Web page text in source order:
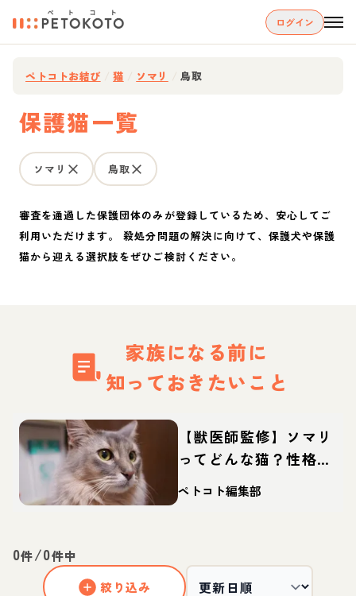
ログイン
ペトコトお結び 猫 ソマリ 鳥取
保護猫一覧
ソマリ 鳥取
審査を通過した保護団体のみが登録しているため、安心してご
利用いただけます。 殺処分問題の解決に向けて、保護犬や保護
猫から迎える選択肢をぜひご検討ください。
家族になる前に
知っておきたいこと
【獣医師監修】ソマリ
ってどんな猫？性格・
体重・寿命の特徴・迎
え方
ペトコト編集部
0件/0件中
絞り込み